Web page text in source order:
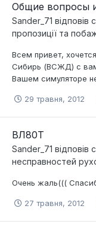
Общие вопросы
Sander_71 відповів
пропозиції та
Всем привет,
Сибирь (ВСЖД) с
Вашем симуляторе
29 травня, 2012
ВЛ80Т
Sander_71 відповів
несправностей
Очень жаль(((
27 травня, 2012